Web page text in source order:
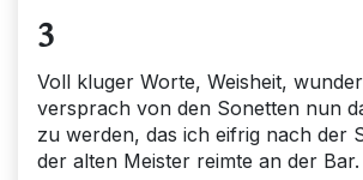
3
Voll kluger Worte, Weisheit,
versprach von den Sonetten nun
zu werden, das ich eifrig nach der
der alten Meister reimte an der Bar.